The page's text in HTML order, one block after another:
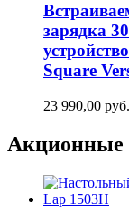
зарядка
Square
23 990,00 руб.
Акционные